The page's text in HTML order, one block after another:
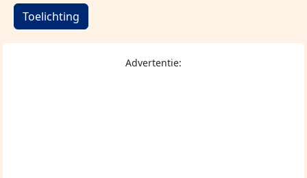
Toelichting
Advertentie: